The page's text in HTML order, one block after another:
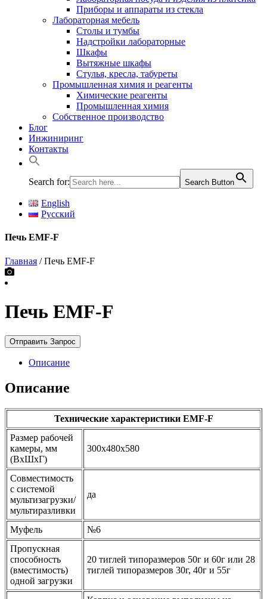
Приборы и аппараты из стекла
Лабораторная мебель
Столы и тумбы
Надстройки лабораторные
Шкафы
Вытяжные шкафы
Стулья, кресла, табуреты
Промышленная химия и реагенты
Химические реагенты
Промышленная химия
Собственное производство
Блог
Инжиниринг
Контакты
Search for: Search Button
English
Русский
Печь EMF-F
Главная / Печь EMF-F
Печь EMF-F
Отправить Запрос
Описание
Описание
Технические характеристики EMF-F
Размер рабочей
камеры, мм
(ВхШхГ)
300х480х580
Совместимость
с системой
мультизагрузки/
мультиразливки
да
Муфель
№6
Пропускная
способность
(вместимость)
одной загрузки
20 тиглей типоразмеров 50г и 60г или 28
тиглей типоразмеров 30г, 40г и 55г